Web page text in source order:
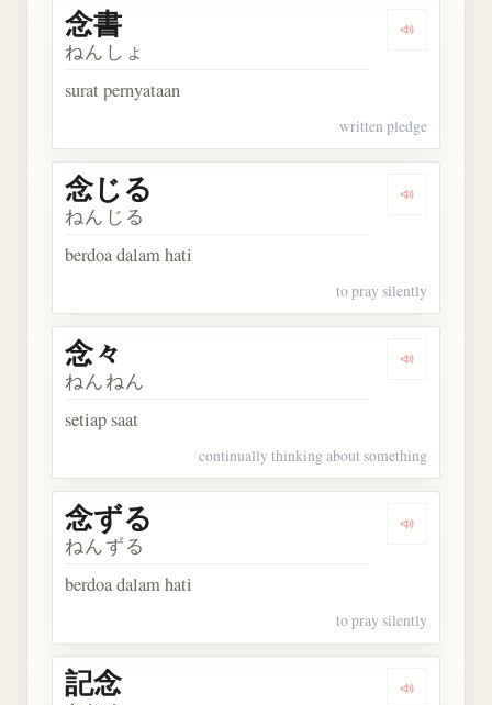
Dengarkan
念書
ねんしょ
surat pernyataan
written pledge
Dengarkan
念じる
ねんじる
berdoa dalam hati
to pray silently
Dengarkan
念々
ねんねん
setiap saat
continually thinking about something
Dengarkan
念ずる
ねんずる
berdoa dalam hati
to pray silently
Dengarkan
記念